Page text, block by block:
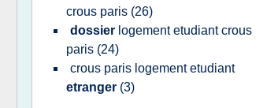
crous paris (26)
dossier logement etudiant crous
paris (24)
crous paris logement etudiant
etranger (3)